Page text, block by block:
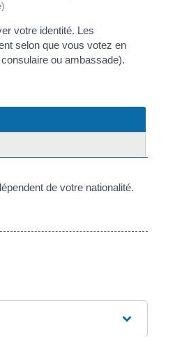
votre identité. Les
selon que vous votez en
ou ambassade).
de votre nationalité.